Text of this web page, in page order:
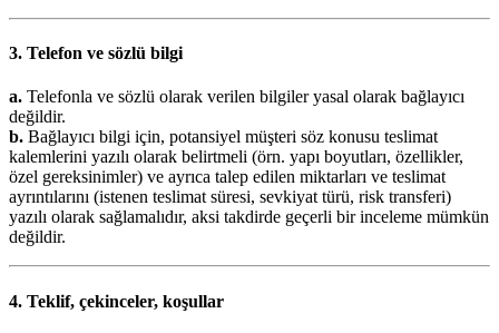
3. Telefon ve sözlü bilgi
a. Telefonla ve sözlü olarak verilen bilgiler yasal olarak bağlayıcı
değildir.
b. Bağlayıcı bilgi için, potansiyel müşteri söz konusu teslimat
kalemlerini yazılı olarak belirtmeli (örn. yapı boyutları, özellikler,
özel gereksinimler) ve ayrıca talep edilen miktarları ve teslimat
ayrıntılarını (istenen teslimat süresi, sevkiyat türü, risk transferi)
yazılı olarak sağlamalıdır, aksi takdirde geçerli bir inceleme mümkün
değildir.
4. Teklif, çekinceler, koşullar